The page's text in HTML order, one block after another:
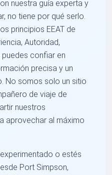
nuestra guía experta y
no tiene por qué serlo.
principios EEAT de
Autoridad,
confiar en
precisa y un
No somos solo un sitio
de viaje de
nuestros
aprovechar al máximo
o estés
Port Simpson,